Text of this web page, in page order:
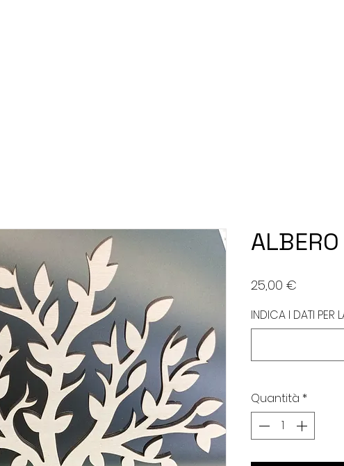
25,00 €
INDICA I DATI PER
Quantità *